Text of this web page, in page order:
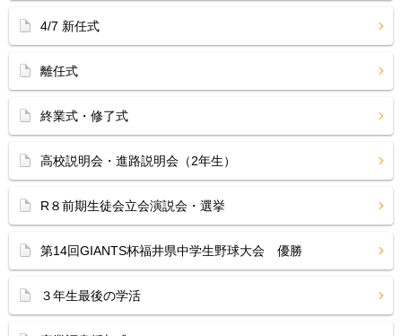
4/7 新任式
離任式
終業式・修了式
高校説明会・進路説明会（2年生）
R８前期生徒会立会演説会・選挙
第14回GIANTS杯福井県中学生野球大会 優勝
３年生最後の学活